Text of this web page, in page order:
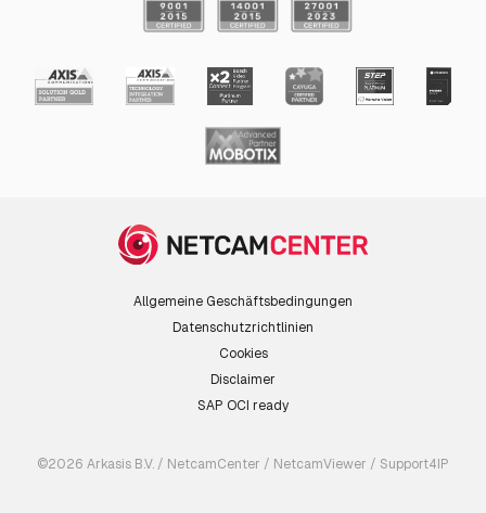
Allgemeine Geschäftsbedingungen
Datenschutzrichtlinien
Cookies
Disclaimer
SAP OCI ready
©2026 Arkasis B.V. / NetcamCenter / NetcamViewer / Support4IP